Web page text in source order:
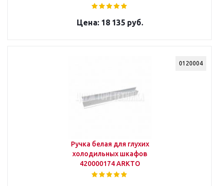
18 135 руб.
0120004
Ручка белая для глухих
холодильных шкафов
420000174 ARKTO